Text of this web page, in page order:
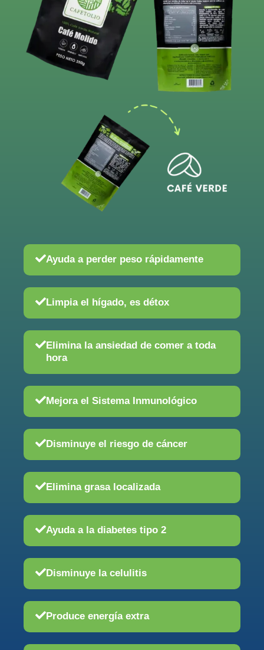
Ayuda a perder peso rápidamente
Limpia el hígado, es détox
Elimina la ansiedad de comer a toda
hora
Mejora el Sistema Inmunológico
Disminuye el riesgo de cáncer
Elimina grasa localizada
Ayuda a la diabetes tipo 2
Disminuye la celulitis
Produce energía extra